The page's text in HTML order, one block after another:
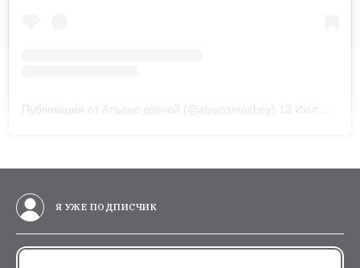
Публикация от Альянс врачей (@alyansvrachey) 13 Июл 2020 в 8:36 PDT
Я УЖЕ ПОДПИСЧИК